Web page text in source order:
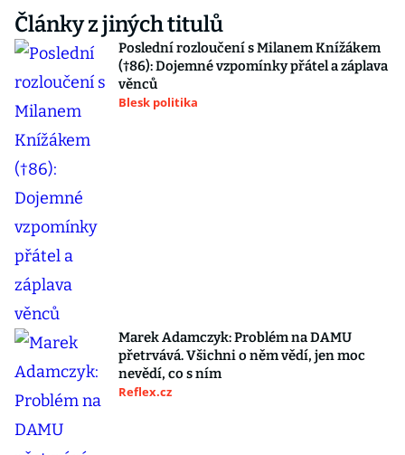
Články z jiných titulů
Poslední rozloučení s Milanem Knížákem
(†86): Dojemné vzpomínky přátel a záplava
věnců
Blesk politika
Marek Adamczyk: Problém na DAMU
přetrvává. Všichni o něm vědí, jen moc
nevědí, co s ním
Reflex.cz